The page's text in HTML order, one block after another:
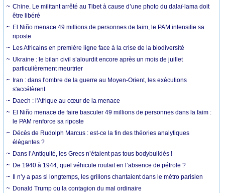
Chine. Le militant arrêté au Tibet à cause d’une photo du dalaï-lama doit
être libéré
El Niño menace 49 millions de personnes de faim, le PAM intensifie sa
riposte
Les Africains en première ligne face à la crise de la biodiversité
Ukraine : le bilan civil s’alourdit encore après un mois de juillet
particulièrement meurtrier
Iran : dans l'ombre de la guerre au Moyen-Orient, les exécutions
s'accélèrent
Daech : l'Afrique au cœur de la menace
El Niño menace de faire basculer 49 millions de personnes dans la faim :
le PAM renforce sa riposte
Décès de Rudolph Marcus : est-ce la fin des théories analytiques
élégantes ?
Dans l’Antiquité, les Grecs n’étaient pas tous bodybuildés !
De 1940 à 1944, quel véhicule roulait en l’absence de pétrole ?
Il n’y a pas si longtemps, les grillons chantaient dans le métro parisien
Donald Trump ou la contagion du mal ordinaire